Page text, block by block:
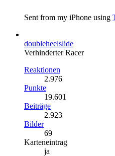
Sent from my iPhone using
doubleheelslide
Verhinderter Racer
Reaktionen
2.976
Punkte
19.601
Beiträge
2.923
Bilder
69
Karteneintrag
ja